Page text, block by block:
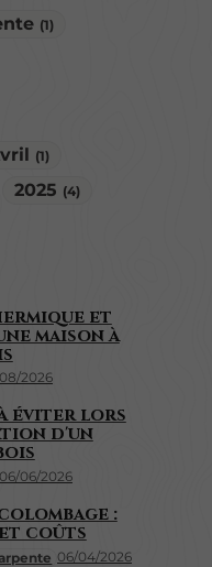
(1)
(1)
2025 (4)
2026
et
maison à
06/06/2026
éviter lors
d'un
06/04/2026
:
coûts